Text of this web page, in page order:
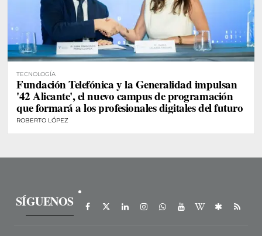
TECNOLOGÍA
Fundación Telefónica y la Generalidad impulsan
'42 Alicante', el nuevo campus de programación
que formará a los profesionales digitales del futuro
ROBERTO LÓPEZ
SÍGUENOS